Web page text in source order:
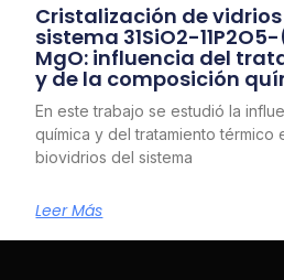
Cristalización de
sistema 31SiO2-
MgO: influencia del
y de la composición
En este trabajo se estudió la
química y del tratamiento térmico
biovidrios del sistema
Leer Más